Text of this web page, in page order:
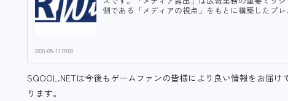
側である「メディアの視点」をもとに構築したプ
2020-05-11 09:00
SQOOL.NETは今後もゲームファンの皆様により良い情報をお届
ります。